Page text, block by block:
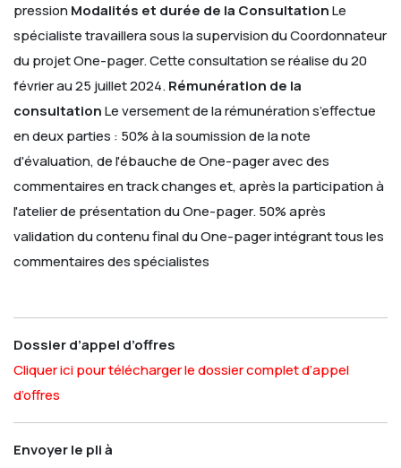
pressionModalités et durée de la ConsultationLe
spécialiste travaillera sous la supervision du Coordonnateur
du projet One-pager.Cette consultation se réalise du 20
février au 25 juillet 2024.Rémunération de la
consultationLe versement de la rémunération s’effectue
en deux parties : 50% à la soumission de la note
d'évaluation, de l'ébauche de One-pager avec des
commentaires en track changes et, après la participation à
l'atelier de présentation du One-pager.50% après
validation du contenu final du One-pager intégrant tous les
commentaires des spécialistes
Dossier d’appel d’offres
Cliquer ici pour télécharger le dossier complet d’appel
d’offres
Envoyer le pli à